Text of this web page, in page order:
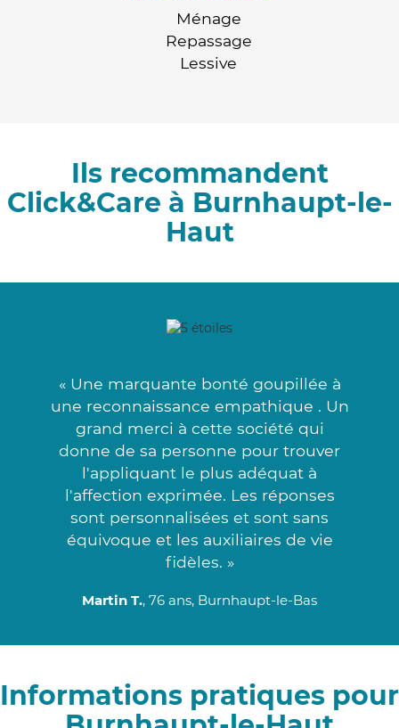
Ménage
Repassage
Lessive
Ils recommandent
Click&Care à Burnhaupt-le-
Haut
« Une marquante bonté goupillée à
une reconnaissance empathique . Un
grand merci à cette société qui
donne de sa personne pour trouver
l'appliquant le plus adéquat à
l'affection exprimée. Les réponses
sont personnalisées et sont sans
équivoque et les auxiliaires de vie
fidèles. »
Martin T., 76 ans, Burnhaupt-le-Bas
Informations pratiques pour